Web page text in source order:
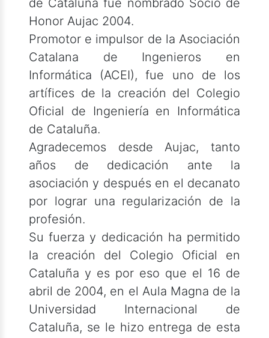
Honor Aujac 2004.
Promotor e impulsor de la Asociación
Catalana de Ingenieros en
Informática (ACEI), fue uno de los
artífices de la creación del Colegio
Oficial de Ingeniería en Informática
de Cataluña.
Agradecemos desde Aujac, tanto
años de dedicación ante la
asociación y después en el decanato
por lograr una regularización de la
profesión.
Su fuerza y dedicación ha permitido
la creación del Colegio Oficial en
Cataluña y es por eso que el 16 de
abril de 2004, en el Aula Magna de la
Universidad Internacional de
Cataluña, se le hizo entrega de esta